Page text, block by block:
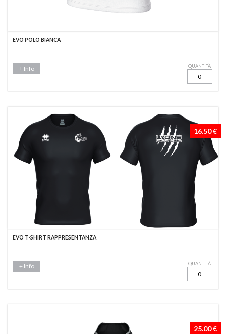
EVO POLO BIANCA
+ Info QUANTITÀ
16.50 €
EVO T-SHIRT RAPPRESENTANZA
+ Info QUANTITÀ
25.00 €